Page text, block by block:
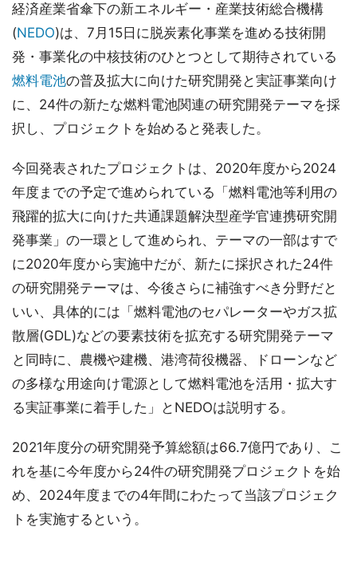
経済産業省傘下の新エネルギー・産業技術総合機構
(NEDO)は、7月15日に脱炭素化事業を進める技術開
発・事業化の中核技術のひとつとして期待されている
燃料電池の普及拡大に向けた研究開発と実証事業向け
に、24件の新たな燃料電池関連の研究開発テーマを採
択し、プロジェクトを始めると発表した。
今回発表されたプロジェクトは、2020年度から2024
年度までの予定で進められている「燃料電池等利用の
飛躍的拡大に向けた共通課題解決型産学官連携研究開
発事業」の一環として進められ、テーマの一部はすで
に2020年度から実施中だが、新たに採択された24件
の研究開発テーマは、今後さらに補強すべき分野だと
いい、具体的には「燃料電池のセパレーターやガス拡
散層(GDL)などの要素技術を拡充する研究開発テーマ
と同時に、農機や建機、港湾荷役機器、ドローンなど
の多様な用途向け電源として燃料電池を活用・拡大す
る実証事業に着手した」とNEDOは説明する。
2021年度分の研究開発予算総額は66.7億円であり、こ
れを基に今年度から24件の研究開発プロジェクトを始
め、2024年度までの4年間にわたって当該プロジェク
トを実施するという。